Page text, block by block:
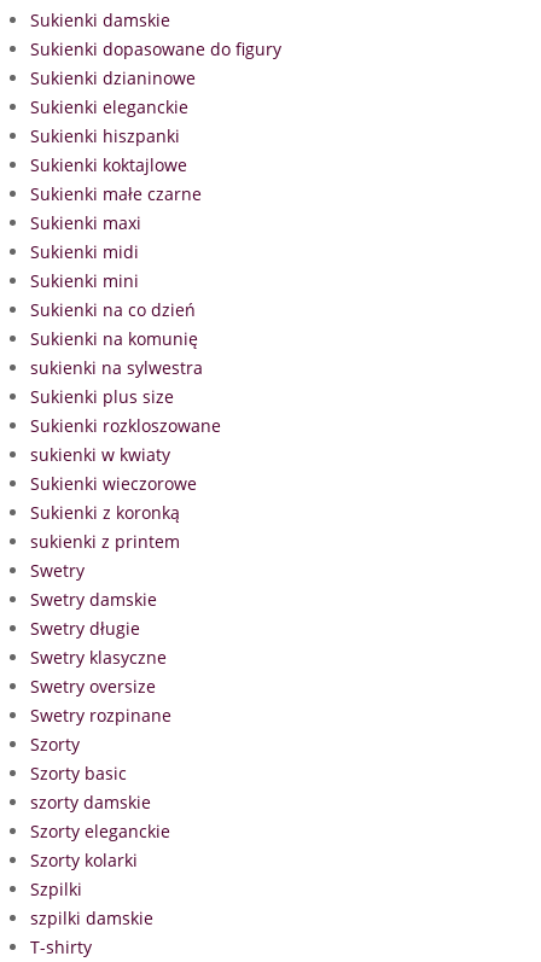
Sukienki damskie
Sukienki dopasowane do figury
Sukienki dzianinowe
Sukienki eleganckie
Sukienki hiszpanki
Sukienki koktajlowe
Sukienki małe czarne
Sukienki maxi
Sukienki midi
Sukienki mini
Sukienki na co dzień
Sukienki na komunię
sukienki na sylwestra
Sukienki plus size
Sukienki rozkloszowane
sukienki w kwiaty
Sukienki wieczorowe
Sukienki z koronką
sukienki z printem
Swetry
Swetry damskie
Swetry długie
Swetry klasyczne
Swetry oversize
Swetry rozpinane
Szorty
Szorty basic
szorty damskie
Szorty eleganckie
Szorty kolarki
Szpilki
szpilki damskie
T-shirty